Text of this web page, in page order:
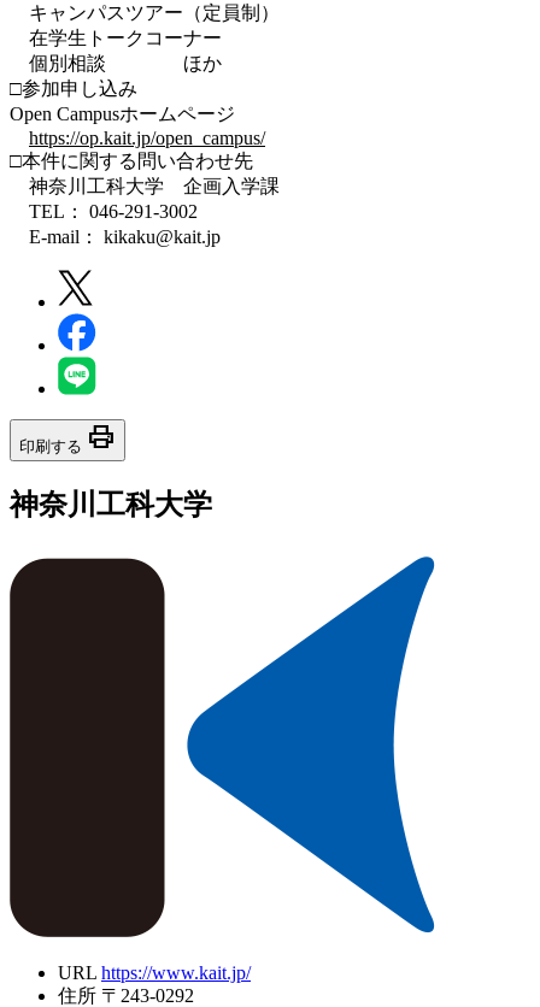
キャンパスツアー（定員制）
在学生トークコーナー
個別相談 ほか
□参加申し込み
Open Campusホームページ
https://op.kait.jp/open_campus/
□本件に関する問い合わせ先
神奈川工科大学 企画入学課
TEL： 046-291-3002
E-mail： kikaku@kait.jp
印刷する print
神奈川工科大学
URL https://www.kait.jp/
住所 〒243-0292